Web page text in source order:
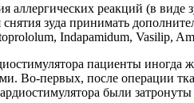
аллергических реакций (в виде
зуда принимать
Indapamidum, Vasilip,
пациенты иногда
Во-первых, после операции
были